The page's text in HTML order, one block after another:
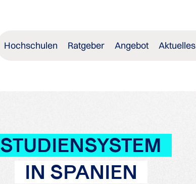
Hochschulen Ratgeber Angebot Aktuelles
STUDIENSYSTEM
IN SPANIEN